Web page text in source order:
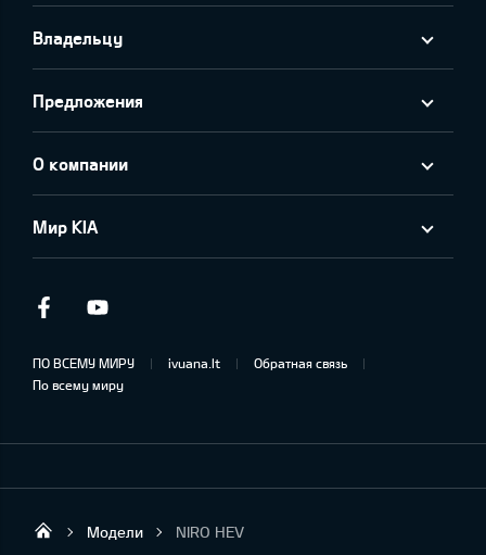
Владельцу
Предложения
О компании
Мир KIA
Facebook
ПО ВСЕМУ МИРУ ivuana.lt
Обратная связь
По всему миру
KIA AUTO AS
Модели NIRO HEV